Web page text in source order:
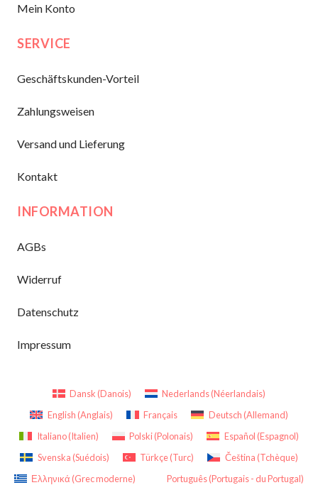
Mein Konto
SERVICE
Geschäftskunden-Vorteil
Zahlungsweisen
Versand und Lieferung
Kontakt
INFORMATION
AGBs
Widerruf
Datenschutz
Impressum
Dansk (Danois) Nederlands(Néerlandais)
English (Anglais) Français Deutsch (Allemand)
Italiano(Italien) Polski(Polonais) Español (Espagnol)
Svenska (Suédois) Türkçe(Turc) Čeština (Tchèque)
Ελληνικά (Grec moderne) Português(Portugais - du Portugal)